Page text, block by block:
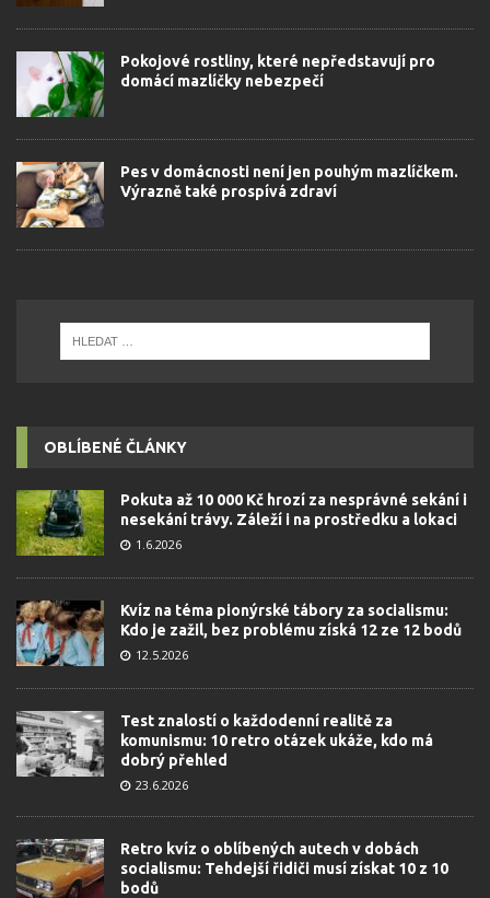
Pokojové rostliny, které nepředstavují pro
domácí mazlíčky nebezpečí
Pes v domácnosti není jen pouhým mazlíčkem.
Výrazně také prospívá zdraví
OBLÍBENÉ ČLÁNKY
Pokuta až 10 000 Kč hrozí za nesprávné sekání i
nesekání trávy. Záleží i na prostředku a lokaci
1.6.2026
Kvíz na téma pionýrské tábory za socialismu:
Kdo je zažil, bez problému získá 12 ze 12 bodů
12.5.2026
Test znalostí o každodenní realitě za
komunismu: 10 retro otázek ukáže, kdo má
dobrý přehled
23.6.2026
Retro kvíz o oblíbených autech v dobách
socialismu: Tehdejší řidiči musí získat 10 z 10
bodů